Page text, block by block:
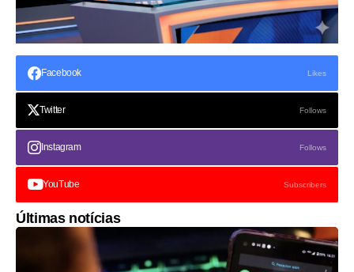
Facebook Likes
Twitter Follows
Instagram Follows
YouTube Subscribers
Últimas notícias